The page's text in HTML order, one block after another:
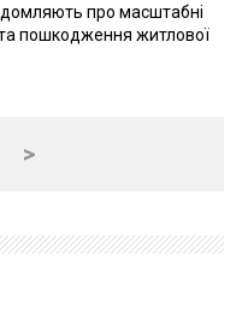
про масштабні
пошкодження житлової
>